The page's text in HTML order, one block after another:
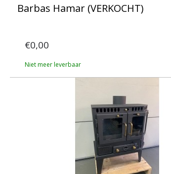
Barbas Hamar (VERKOCHT)
€0,00
Niet meer leverbaar